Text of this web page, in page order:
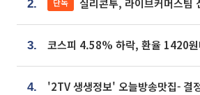
2. 단독
3. 코스피 4.58% 하락, 환율 1420
4.